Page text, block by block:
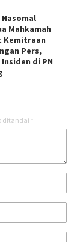
Mahkamah
Kemitraan
Pers,
di PN
ditandai *